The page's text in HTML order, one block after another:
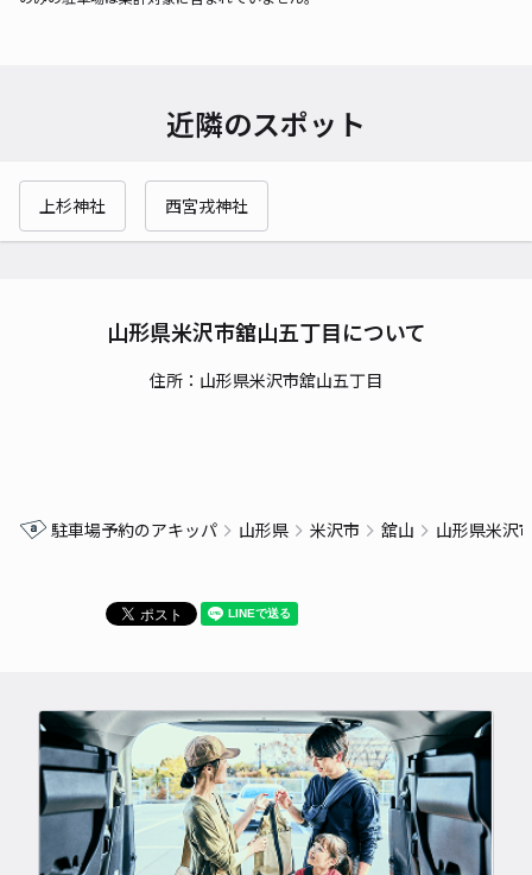
近隣のスポット
上杉神社 西宮戎神社
山形県米沢市舘山五丁目について
住所：山形県米沢市舘山五丁目
駐車場予約のアキッパ 山形県 米沢市 舘山 山形県米沢